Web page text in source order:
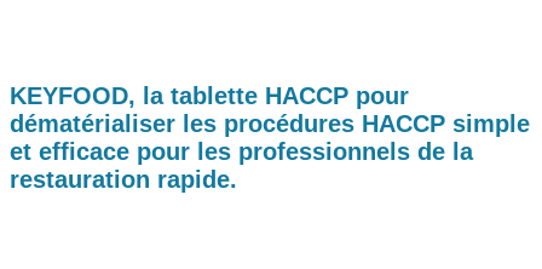
KEYFOOD, la tablette HACCP pour
dématérialiser les procédures HACCP simple
et efficace pour les professionnels de la
restauration rapide.